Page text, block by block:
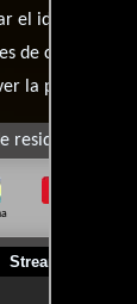
el idioma,
de comprar,
la películas.
residencia
Streaming